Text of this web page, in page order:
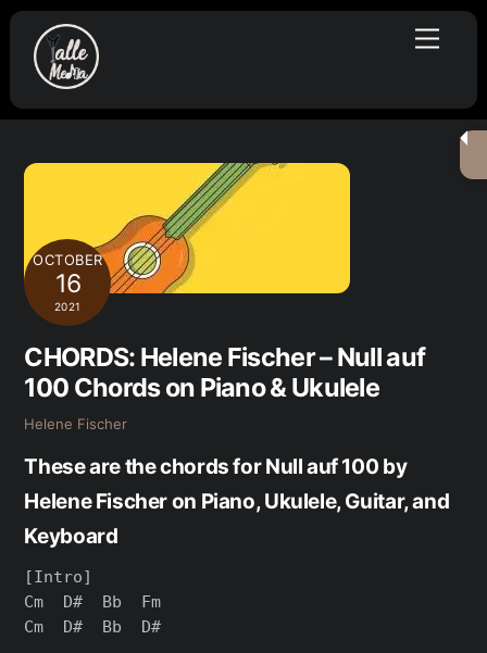
Skip
content
Menu
OCTOBER
16
2021
CHORDS: Helene Fischer – Null auf
100 Chords on Piano & Ukulele
Helene Fischer
These are the chords for Null auf 100 by
Helene Fischer on Piano, Ukulele, Guitar, and
Keyboard
[Intro]
Cm  D#  Bb  Fm
Cm  D#  Bb  D#